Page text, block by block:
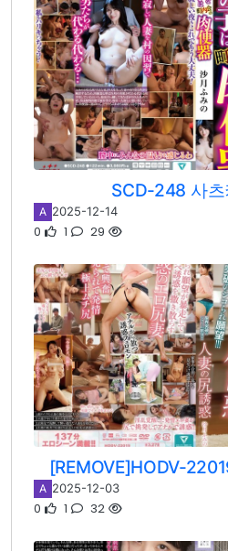
SCD-248 사츠
A 2025-12-14
0 1 29
[REMOVE]HODV-
A 2025-12-03
0 1 32